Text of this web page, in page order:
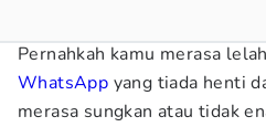
Pernahkah kamu merasa
WhatsApp yang tiada henti
merasa sungkan atau tidak